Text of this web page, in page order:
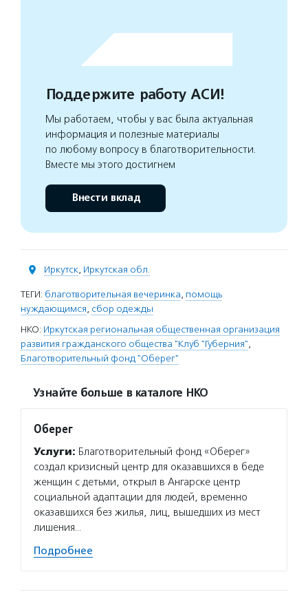
Поддержите работу АСИ!
Мы работаем, чтобы у вас была актуальная
информация и полезные материалы
по любому вопросу в благотворительности.
Вместе мы этого достигнем
Внести вклад
Иркутск, Иркутская обл.
ТЕГИ: благотворительная вечеринка, помощь
нуждающимся, сбор одежды
НКО: Иркутская региональная общественная организация
развития гражданского общества "Клуб "Губерния",
Благотворительный фонд "Оберег"
Узнайте больше в каталоге НКО
Оберег
Услуги: Благотворительный фонд «Оберег»
создал кризисный центр для оказавшихся в беде
женщин с детьми, открыл в Ангарске центр
социальной адаптации для людей, временно
оказавшихся без жилья, лиц, вышедших из мест
лишения…
Подробнее